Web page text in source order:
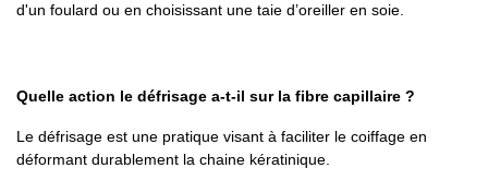
d'un foulard ou en choisissant une taie d’oreiller en soie.
Quelle action le défrisage a-t-il sur la fibre capillaire ?
Le défrisage est une pratique visant à faciliter le coiffage en
déformant durablement la chaine kératinique.